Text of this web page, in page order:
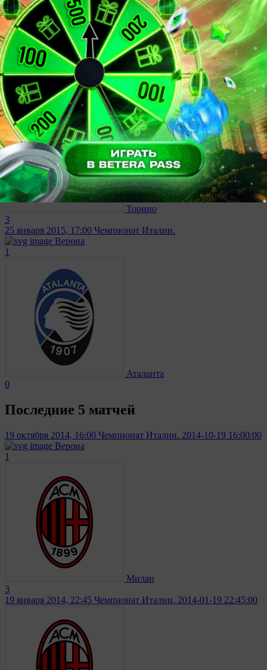
15 февраля 2015, 17:00 Чемпионат Италии.
Дженоа
5
Верона
2
7 февраля 2015, 20:00 Чемпионат Италии.
Верона
Торино
3
25 января 2015, 17:00 Чемпионат Италии.
Верона
1
Аталанта
0
Последние 5 матчей
19 октября 2014, 16:00 Чемпионат Италии. 2014-10-19 16:00:00
Верона
1
Милан
3
19 января 2014, 22:45 Чемпионат Италии. 2014-01-19 22:45:00